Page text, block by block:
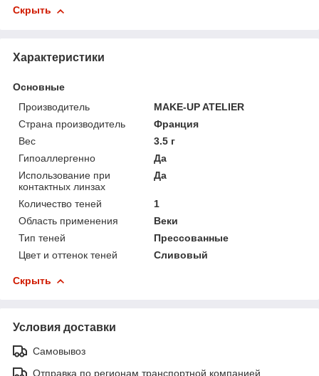
Скрыть
Характеристики
Основные
Производитель
MAKE-UP ATELIER
Страна производитель
Франция
Вес
3.5 г
Гипоаллергенно
Да
Использование при
контактных линзах
Да
Количество теней
1
Область применения
Веки
Тип теней
Прессованные
Цвет и оттенок теней
Сливовый
Скрыть
Условия доставки
Самовывоз
Отправка по регионам транспортной компанией